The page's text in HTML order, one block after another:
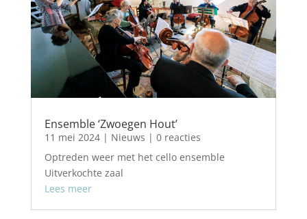
Ensemble ‘Zwoegen Hout’
11 mei 2024| Nieuws | 0 reacties
Optreden weer met het cello ensemble
Uitverkochte zaal
Lees meer